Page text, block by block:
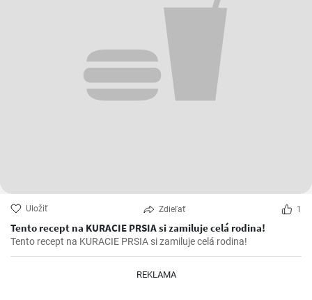
Uložiť Zdieľať 1
Tento recept na KURACIE PRSIA si zamiluje celá rodina!
Tento recept na KURACIE PRSIA si zamiluje celá rodina!
REKLAMA